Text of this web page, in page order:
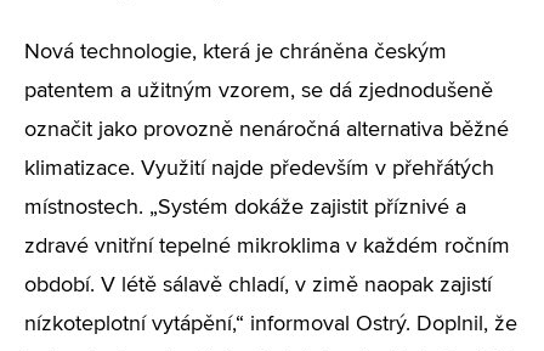
Nová technologie, která je chráněna českým
patentem a užitným vzorem, se dá zjednodušeně
označit jako provozně nenáročná alternativa běžné
klimatizace. Využití najde především v přehřátých
místnostech. „Systém dokáže zajistit příznivé a
zdravé vnitřní tepelné mikroklima v každém ročním
období. V létě sálavě chladí, v zimě naopak zajistí
nízkoteplotní vytápění,“ informoval Ostrý. Doplnil, že